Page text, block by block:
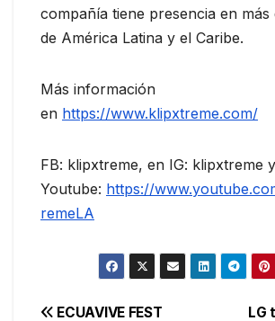
compañía tiene presencia en más
de América Latina y el Caribe.
Más información
en https://www.klipxtreme.com/
FB: klipxtreme, en IG: klipxtreme
Youtube: https://
remeLA
LG
ECUAVIVE FEST